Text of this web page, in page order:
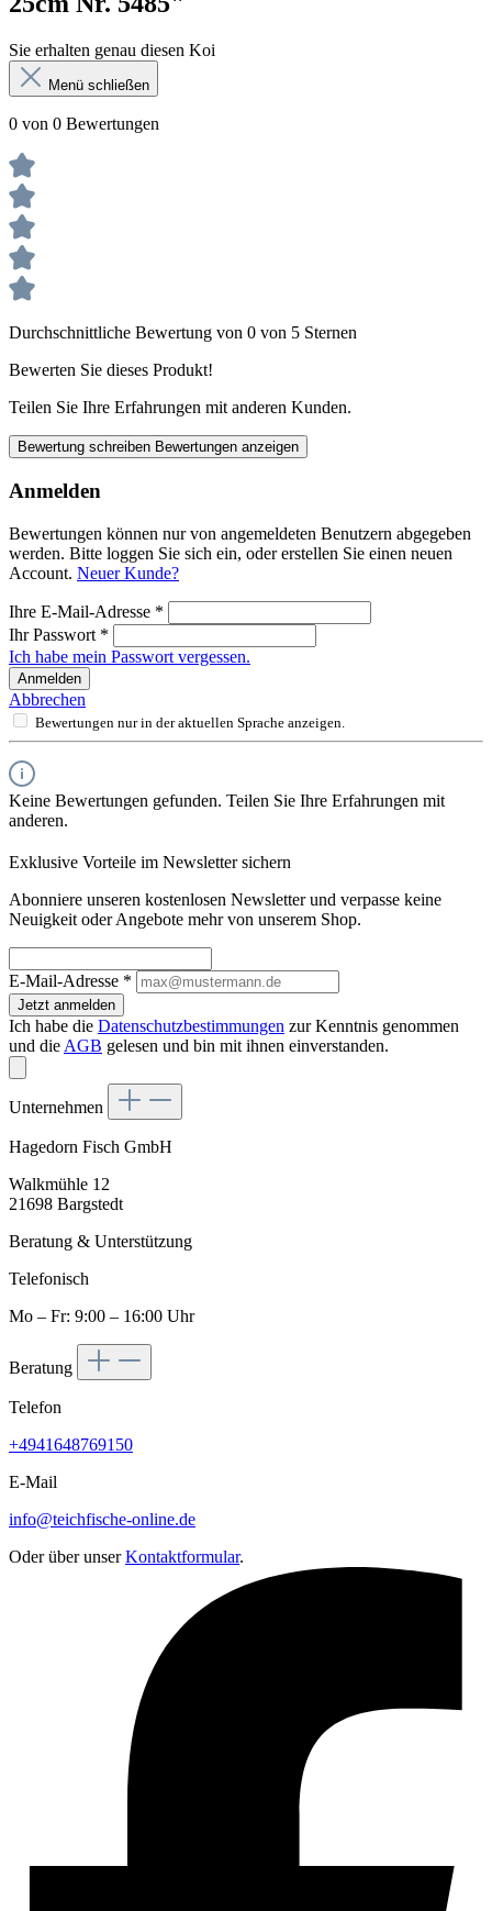
Sie erhalten genau diesen Koi
Menü schließen
0 von 0 Bewertungen
Durchschnittliche Bewertung von 0 von 5 Sternen
Bewerten Sie dieses Produkt!
Teilen Sie Ihre Erfahrungen mit anderen Kunden.
Bewertung schreiben Bewertungen anzeigen
Anmelden
Bewertungen können nur von angemeldeten Benutzern abgegeben
werden. Bitte loggen Sie sich ein, oder erstellen Sie einen neuen
Account. Neuer Kunde?
Ihre E-Mail-Adresse *
Ihr Passwort *
Ich habe mein Passwort vergessen.
Anmelden
Abbrechen
Bewertungen nur in der aktuellen Sprache anzeigen.
Keine Bewertungen gefunden. Teilen Sie Ihre Erfahrungen mit
anderen.
Exklusive Vorteile im Newsletter sichern
Abonniere unseren kostenlosen Newsletter und verpasse keine
Neuigkeit oder Angebote mehr von unserem Shop.
E-Mail-Adresse *
Jetzt anmelden
Ich habe die Datenschutzbestimmungen zur Kenntnis genommen
und die AGB gelesen und bin mit ihnen einverstanden.
Unternehmen
Hagedorn Fisch GmbH
Walkmühle 12
21698 Bargstedt
Beratung & Unterstützung
Telefonisch
Mo – Fr: 9:00 – 16:00 Uhr
Beratung
Telefon
+4941648769150
E-Mail
info@teichfische-online.de
Oder über unserKontaktformular.